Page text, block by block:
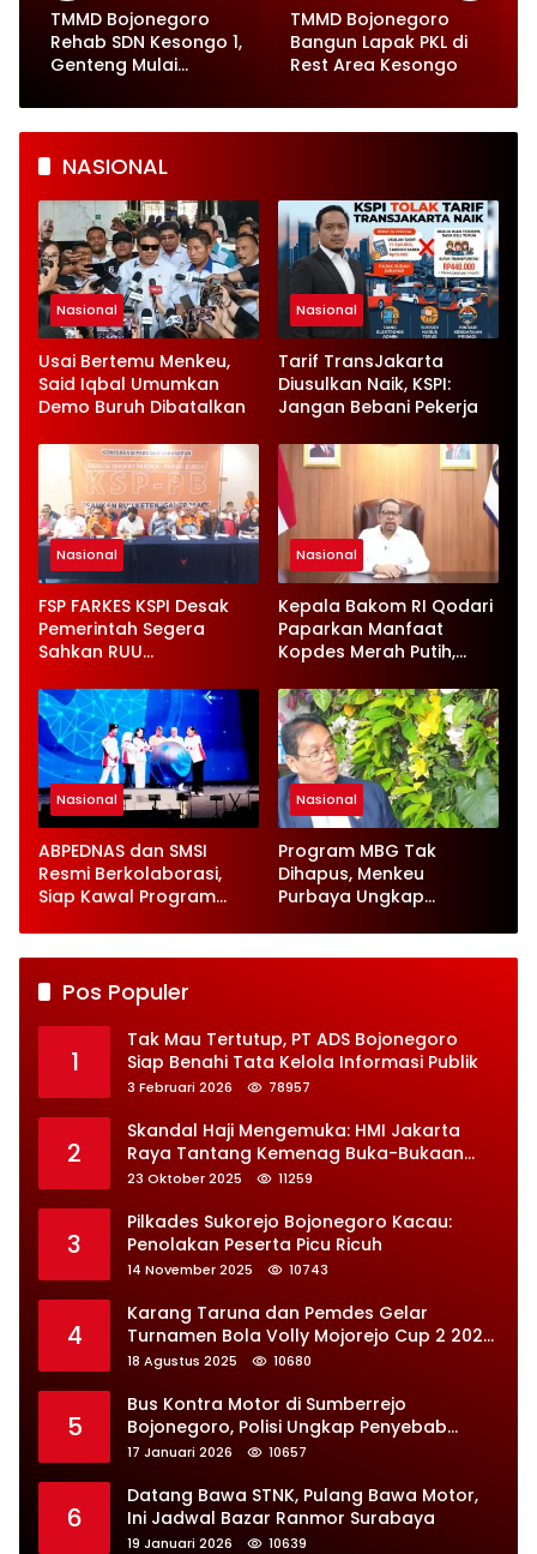
TMMD Bojonegoro
Rehab SDN Kesongo 1,
Genteng Mulai
TMMD Bojonegoro
Bangun Lapak PKL di
Rest Area Kesongo
NASIONAL
Nasional
Usai Bertemu Menkeu,
Said Iqbal Umumkan
Demo Buruh Dibatalkan
Nasional
Tarif TransJakarta
Diusulkan Naik, KSPI:
Jangan Bebani Pekerja
Nasional
FSP FARKES KSPI Desak
Pemerintah Segera
Sahkan RUU
Nasional
Kepala Bakom RI Qodari
Paparkan Manfaat
Kopdes Merah Putih,
Kerja
Nasional
ABPEDNAS dan SMSI
Resmi Berkolaborasi,
Siap Kawal Program
Nasional
Program MBG Tak
Dihapus, Menkeu
Purbaya Ungkap
besaran
Pos Populer
1
Tak Mau Tertutup, PT ADS Bojonegoro
Siap Benahi Tata Kelola Informasi Publik
3 Februari 2026 78957
2
Skandal Haji Mengemuka: HMI Jakarta
Raya Tantang Kemenag Buka-Bukaan
Soal Kontrak Syarekah Bermasalah
23 Oktober 2025 11259
3
Pilkades Sukorejo Bojonegoro Kacau:
Penolakan Peserta Picu Ricuh
14 November 2025 10743
4
Karang Taruna dan Pemdes Gelar
Turnamen Bola Volly Mojorejo Cup 2 2025,
Diikuti 28 Tim
18 Agustus 2025 10680
5
Bus Kontra Motor di Sumberrejo
Bojonegoro, Polisi Ungkap Penyebab
Kecelakaan
17 Januari 2026 10657
6
Datang Bawa STNK, Pulang Bawa Motor,
Ini Jadwal Bazar Ranmor Surabaya
19 Januari 2026 10639